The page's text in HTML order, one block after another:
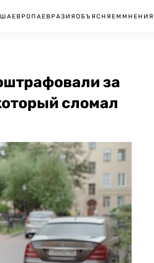
ЕВРОПА ЕВРАЗИЯ ОБЪЯСНЯЕМ МНЕНИЯ
за
сломал